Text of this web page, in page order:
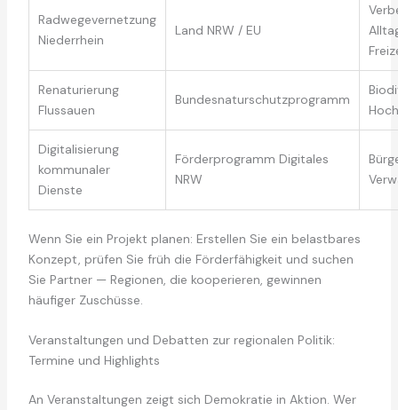
Radwegevernetzung
Niederrhein
Land NRW / EU
Renaturierung
Flussauen
Bundesnaturschutzprogramm
Digitalisierung
kommunaler
Dienste
Förderprogramm Digitales
NRW
Wenn Sie ein Projekt planen: Erstellen Sie ein belastbares
Konzept, prüfen Sie früh die Förderfähigkeit und suchen
Sie Partner — Regionen, die kooperieren, gewinnen
häufiger Zuschüsse.
Veranstaltungen und Debatten zur regionalen Politik:
Termine und Highlights
An Veranstaltungen zeigt sich Demokratie in Aktion. Wer